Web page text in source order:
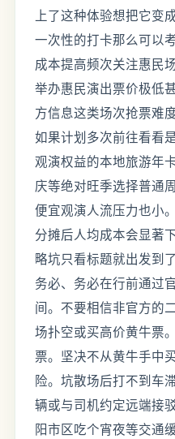
上了这种体验想把它变
一次性的打卡那么可以
成本提高频次关注惠民
举办惠民演出票价极低
方信息这类场次抢票难
如果计划多次前往看看
观演权益的本地旅游年
庆等绝对旺季选择普通
便宜观演人流压力也小
分摊后人均成本会显著
略坑只看标题就出发到
务必、务必在行前通过
间。不要相信非官方的
场扑空或买高价黄牛票
票。坚决不从黄牛手中
险。坑散场后打不到车
辆或与司机约定远端接
阳市区吃个宵夜等交通